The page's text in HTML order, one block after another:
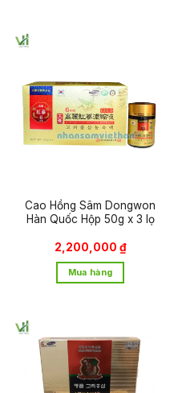
Cao Hồng Sâm Dongwon
Hàn Quốc Hộp 50g x 3 lọ
2,200,000 ₫
Mua hàng